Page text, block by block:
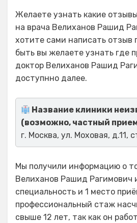
Желаете узнать какие
на врача Велиханов Рашид
хотите сами написать отзыв
быть вы желаете узнать где
доктор Велиханов Рашид
доступнно далее.
Название клиники
(возможно, частный
г. Москва, ул. Моховая, д.11,
Мы получили информацию о
Велиханов Рашид Рагимович
специальность и 1 место
профессиональный стаж
свыше 12 лет, так как он